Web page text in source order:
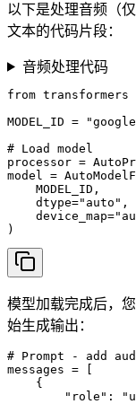
以下是处理音频（
文本的代码片段：
音频处理代码
from transformers
MODEL_ID =
# Load model
processor =
model =
    MODEL_ID,
    dtype="auto",
)
模型加载完成后，
始生成输出：
# Prompt - add
messages = [
    {
"role":